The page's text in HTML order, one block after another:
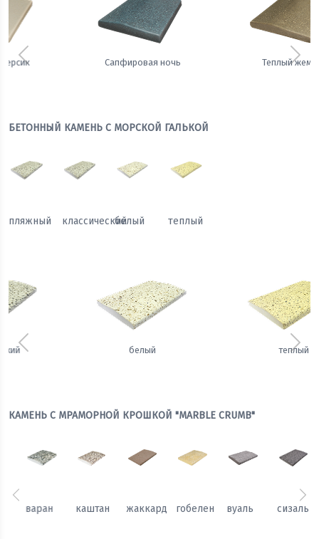
Сапфировая ночь Теплый жемчуг
Предыдущий
БЕТОННЫЙ КАМЕНЬ С МОРСКОЙ ГАЛЬКОЙ
пляжный классическийбелый теплый
Предыдущий
КАМЕНЬ С МРАМОРНОЙ КРОШКОЙ "MARBLE CRUMB"
каштан жаккард гобелен вуаль сизаль атлас
Предыдущий